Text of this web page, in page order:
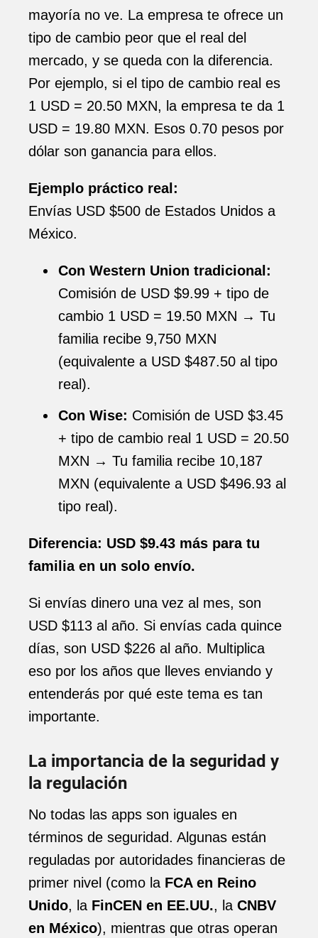
mayoría no ve. La empresa te ofrece un
tipo de cambio peor que el real del
mercado, y se queda con la diferencia.
Por ejemplo, si el tipo de cambio real es
1 USD = 20.50 MXN, la empresa te da 1
USD = 19.80 MXN. Esos 0.70 pesos por
dólar son ganancia para ellos.
Ejemplo práctico real:
Envías USD $500 de Estados Unidos a
México.
Con Western Union tradicional:
Comisión de USD $9.99 + tipo de
cambio 1 USD = 19.50 MXN → Tu
familia recibe 9,750 MXN
(equivalente a USD $487.50 al tipo
real).
Con Wise: Comisión de USD $3.45
+ tipo de cambio real 1 USD = 20.50
MXN → Tu familia recibe 10,187
MXN (equivalente a USD $496.93 al
tipo real).
Diferencia: USD $9.43 más para tu
familia en un solo envío.
Si envías dinero una vez al mes, son
USD $113 al año. Si envías cada quince
días, son USD $226 al año. Multiplica
eso por los años que lleves enviando y
entenderás por qué este tema es tan
importante.
La importancia de la seguridad y
la regulación
No todas las apps son iguales en
términos de seguridad. Algunas están
reguladas por autoridades financieras de
primer nivel (como la FCA en Reino
Unido, la FinCEN en EE.UU., la CNBV
en México), mientras que otras operan